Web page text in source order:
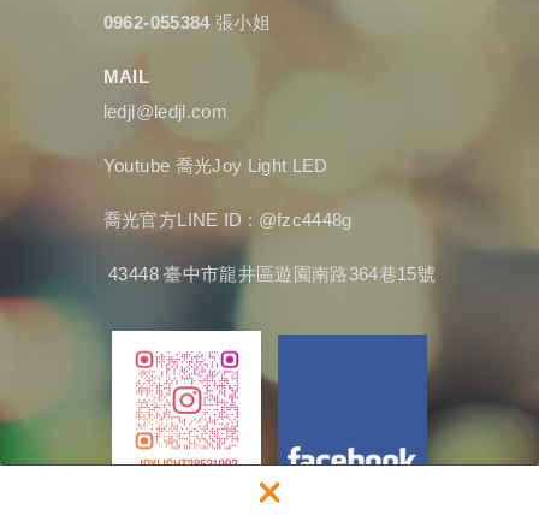
×
0962-055384張小姐
MAIL
ledjl@ledjl.com
Youtube 喬光Joy Light LED
喬光官方LINE ID : @fzc4448g
43448 臺中市龍井區遊園南路364巷15號